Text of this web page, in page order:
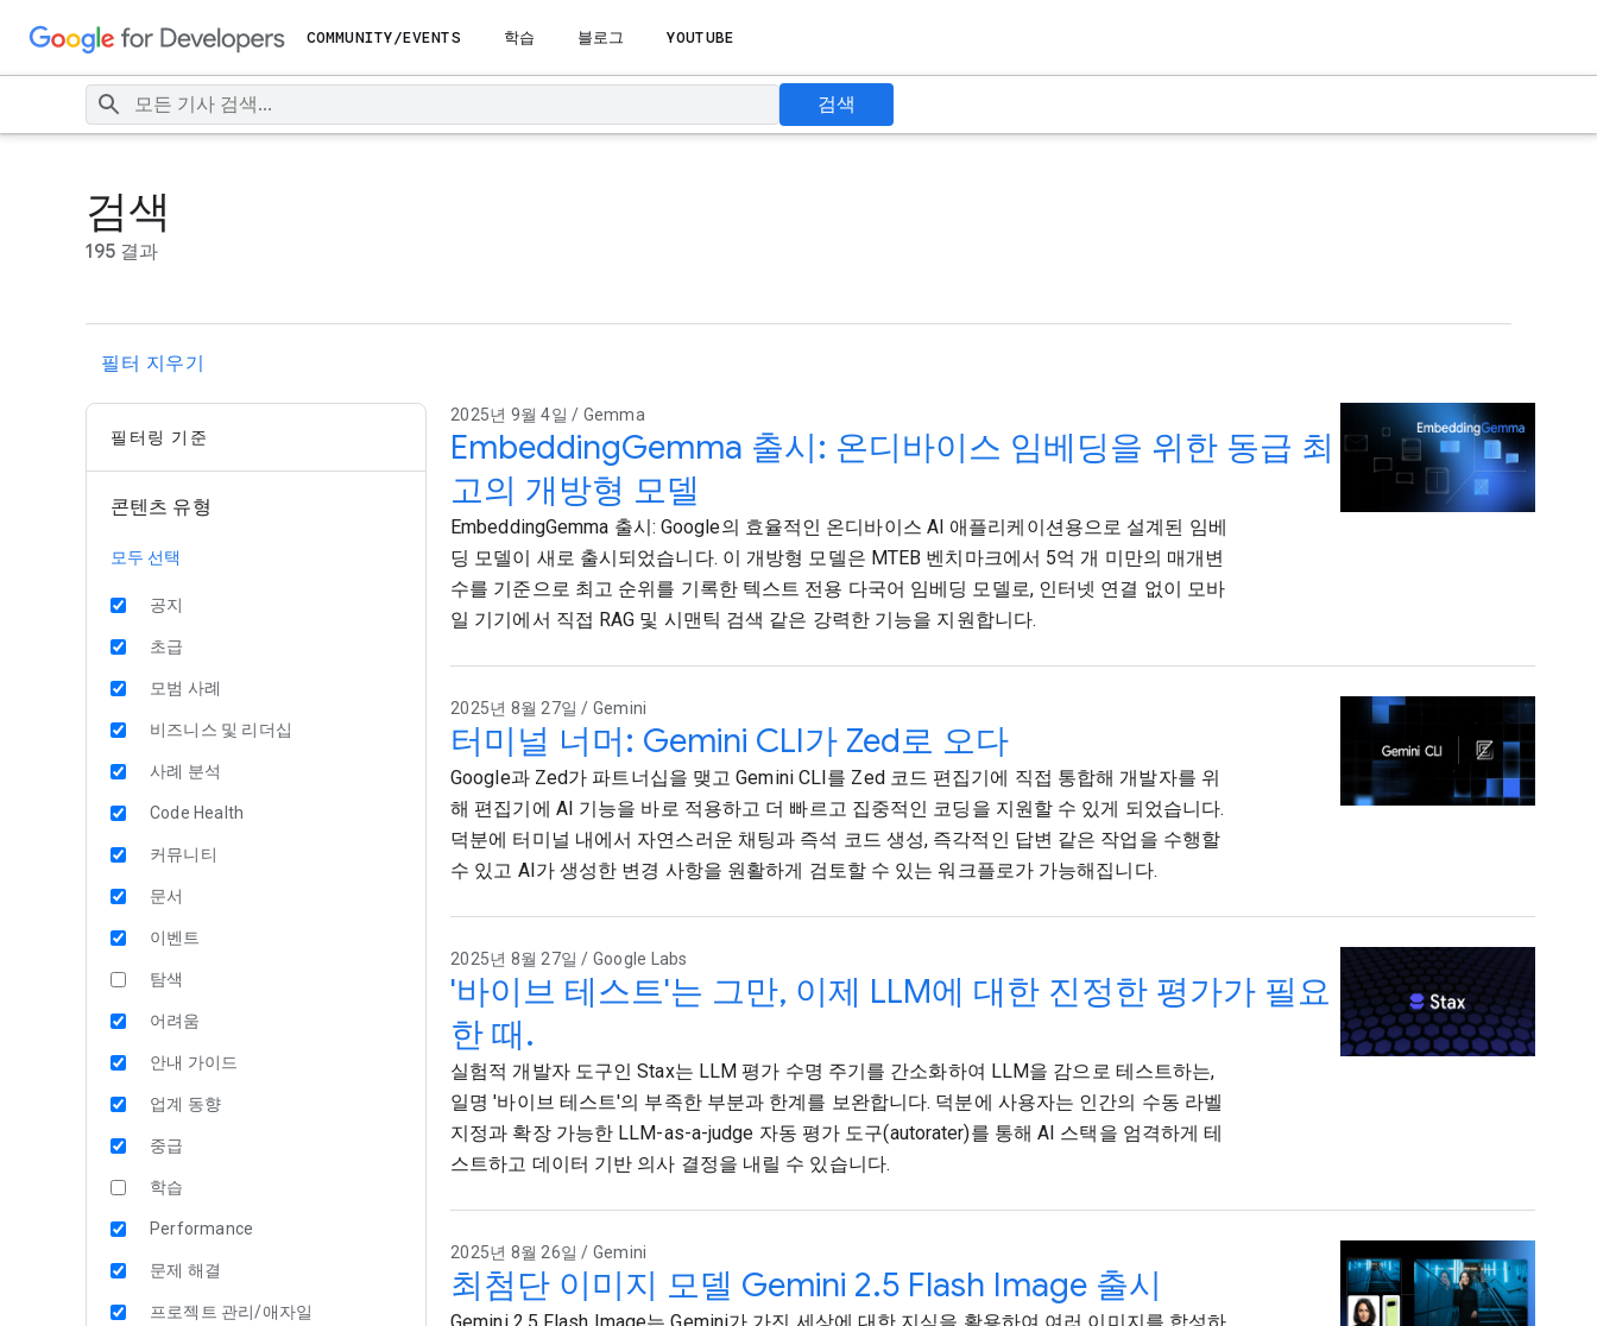
COMMUNITY/EVENTS 학습 블로그 YOUTUBE
검색
검색
195 결과
필터 지우기
필터링 기준
콘텐츠 유형
모두 선택
공지
초급
모범 사례
비즈니스 및 리더십
사례 분석
Code Health
커뮤니티
문서
이벤트
탐색
어려움
안내 가이드
업계 동향
중급
학습
Performance
문제 해결
프로젝트 관리/애자일
2025년 9월 4일 / Gemma
EmbeddingGemma 출시: 온디바이스 임베딩을 위한 동급 최
고의 개방형 모델
EmbeddingGemma 출시: Google의 효율적인 온디바이스 AI 애플리케이션용으로 설계된 임베
딩 모델이 새로 출시되었습니다. 이 개방형 모델은 MTEB 벤치마크에서 5억 개 미만의 매개변
수를 기준으로 최고 순위를 기록한 텍스트 전용 다국어 임베딩 모델로, 인터넷 연결 없이 모바
일 기기에서 직접 RAG 및 시맨틱 검색 같은 강력한 기능을 지원합니다.
2025년 8월 27일 / Gemini
터미널 너머: Gemini CLI가 Zed로 오다
Google과 Zed가 파트너십을 맺고 Gemini CLI를 Zed 코드 편집기에 직접 통합해 개발자를 위
해 편집기에 AI 기능을 바로 적용하고 더 빠르고 집중적인 코딩을 지원할 수 있게 되었습니다.
덕분에 터미널 내에서 자연스러운 채팅과 즉석 코드 생성, 즉각적인 답변 같은 작업을 수행할
수 있고 AI가 생성한 변경 사항을 원활하게 검토할 수 있는 워크플로가 가능해집니다.
2025년 8월 27일 / Google Labs
'바이브 테스트'는 그만, 이제 LLM에 대한 진정한 평가가 필요
한 때.
실험적 개발자 도구인 Stax는 LLM 평가 수명 주기를 간소화하여 LLM을 감으로 테스트하는,
일명 '바이브 테스트'의 부족한 부분과 한계를 보완합니다. 덕분에 사용자는 인간의 수동 라벨
지정과 확장 가능한 LLM-as-a-judge 자동 평가 도구(autorater)를 통해 AI 스택을 엄격하게 테
스트하고 데이터 기반 의사 결정을 내릴 수 있습니다.
2025년 8월 26일 / Gemini
최첨단 이미지 모델 Gemini 2.5 Flash Image 출시